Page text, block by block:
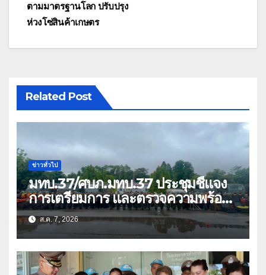
ตามมาตรฐานโลก ปรับปรุง
ห่วงโซ่สินค้าเกษตร
Related Post
ข่าวทั่วไป
มทบ.37/ศบภ.มทบ.37 ประชุมชี้แจง
การเตรียมการ และตรวจความพร้อม
ด้านการบรรเทาสาธารณภัย
ส.ค. 7, 2026